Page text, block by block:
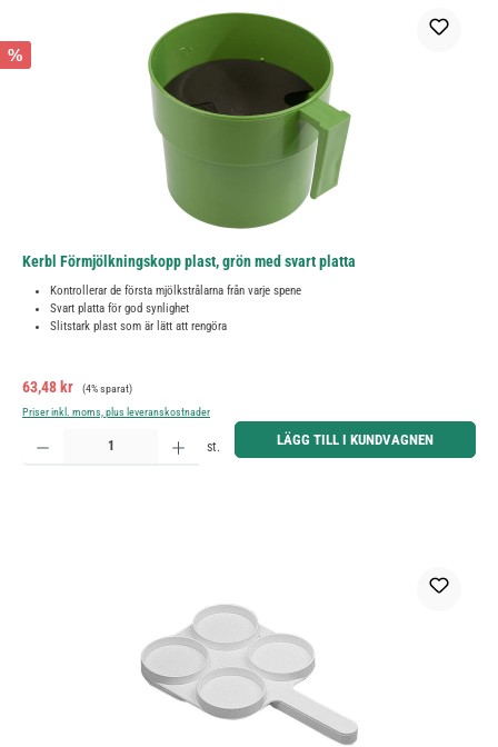
%
Kerbl Förmjölkningskopp plast, grön med svart platta
Kontrollerar de första mjölkstrålarna från varje spene
Svart platta för god synlighet
Slitstark plast som är lätt att rengöra
Försäljningspris:
63,48 kr Ordinarie pris:
(4% sparat)
Priser inkl. moms, plus leveranskostnader
Produktkvantitet: Ange önskat belopp eller använd knapparna för att öka eller minska kvantiteten.
st. LÄGG TILL I KUNDVAGNEN